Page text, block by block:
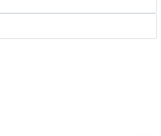
empty.